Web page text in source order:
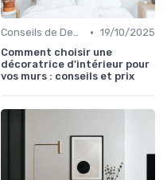
Conseils de Design d'Intérieur • 19/10/2025
Comment choisir une
décoratrice d'intérieur pour
vos murs : conseils et prix